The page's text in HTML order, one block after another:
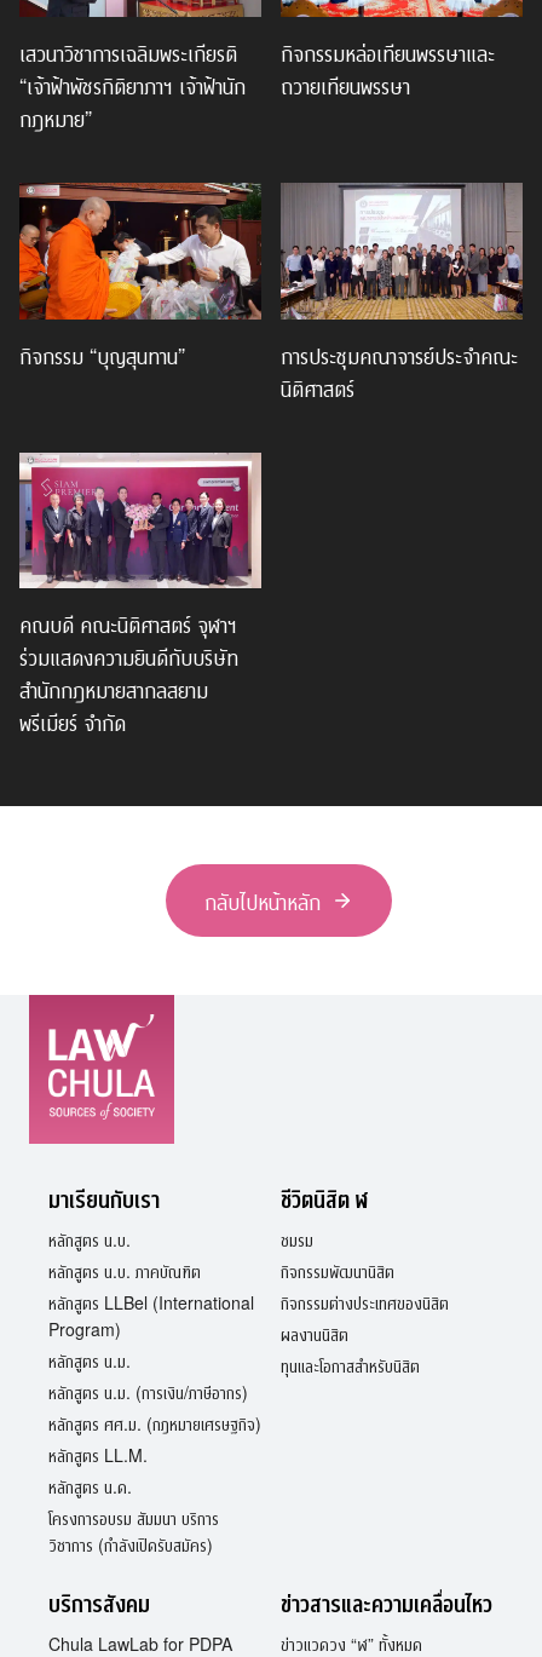
เสวนาวิชาการเฉลิมพระเกียรติ
“เจ้าฟ้าพัชรกิติยาภาฯ เจ้าฟ้านัก
กฎหมาย”
กิจกรรมหล่อเทียนพรรษาและ
ถวายเทียนพรรษา
กิจกรรม “บุญสุนทาน”
การประชุมคณาจารย์ประจำคณะ
นิติศาสตร์
คณบดี คณะนิติศาสตร์ จุฬาฯ
ร่วมแสดงความยินดีกับบริษัท
สำนักกฎหมายสากลสยาม
พรีเมียร์ จำกัด
กลับไปหน้าหลัก
มาเรียนกับเรา
หลักสูตร น.บ.
หลักสูตร น.บ. ภาคบัณฑิต
หลักสูตร LLBel (International
Program)
หลักสูตร น.ม.
หลักสูตร น.ม. (การเงิน/ภาษีอากร)
หลักสูตร ศศ.ม. (กฎหมายเศรษฐกิจ)
หลักสูตร LL.M.
หลักสูตร น.ด.
โครงการอบรม สัมมนา บริการ
วิชาการ (กำลังเปิดรับสมัคร)
ชีวิตนิสิต ฬ
ชมรม
กิจกรรมพัฒนานิสิต
กิจกรรมต่างประเทศของนิสิต
ผลงานนิสิต
ทุนและโอกาสสำหรับนิสิต
บริการสังคม
Chula LawLab for PDPA
ข่าวสารและความเคลื่อนไหว
ข่าวแวดวง “ฬ” ทั้งหมด